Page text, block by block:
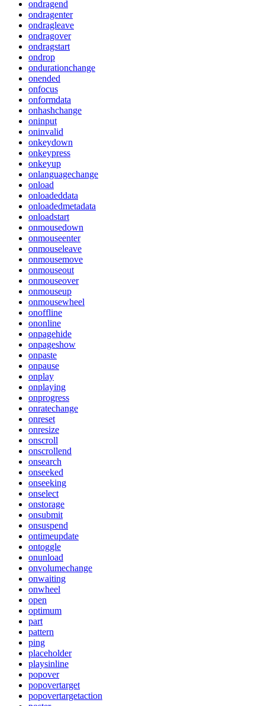
ondragend
ondragenter
ondragleave
ondragover
ondragstart
ondrop
ondurationchange
onended
onfocus
onformdata
onhashchange
oninput
oninvalid
onkeydown
onkeypress
onkeyup
onlanguagechange
onload
onloadeddata
onloadedmetadata
onloadstart
onmousedown
onmouseenter
onmouseleave
onmousemove
onmouseout
onmouseover
onmouseup
onmousewheel
onoffline
ononline
onpagehide
onpageshow
onpaste
onpause
onplay
onplaying
onprogress
onratechange
onreset
onresize
onscroll
onscrollend
onsearch
onseeked
onseeking
onselect
onstorage
onsubmit
onsuspend
ontimeupdate
ontoggle
onunload
onvolumechange
onwaiting
onwheel
open
optimum
part
pattern
ping
placeholder
playsinline
popover
popovertarget
popovertargetaction